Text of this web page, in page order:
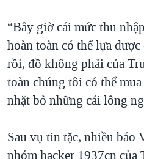
“Bây giờ cái mức thu
hoàn toàn có thể lựa
rồi, đồ không phải của
toàn chúng tôi có thể
nhặt bỏ những cái lông
Sau vụ tin tặc, nhiều báo
nhóm hacker 1937cn của